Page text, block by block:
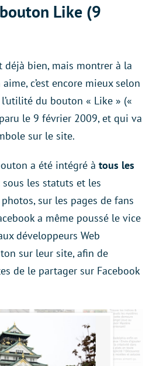
Like (9
déjà bien, mais montrer à la
c’est encore mieux selon
l’utilité du bouton « Like » («
le 9 février 2009, et qui va
sur le site.
a été intégré à tous les
sous les statuts et les
sur les pages de fans
a même poussé le vice
développeurs Web
sur leur site, afin de
de le partager sur Facebook